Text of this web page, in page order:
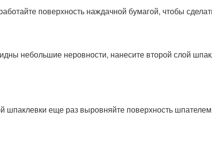
поверхность наждачной бумагой, чтобы
небольшие неровности, нанесите второй слой
шпаклевки еще раз выровняйте поверхность